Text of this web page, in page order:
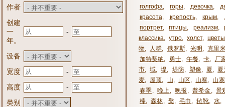
作者
创建
一
年。
-
设备
宽度
-
高度
-
类别
голгофа, горы, девочка,
красота, крепость, крым,
портрет, птицы, реализм,
классика, утро, холст, цветы
物, 人群, 俄罗斯, 光明 , 克里
加特契纳, 勇士, 午餐, 卡,
厂
市, 域, 堤, 堤防, 塑像, 夏, 夏
麦, 屋顶, 山, 山区, 山寨, 山
春季, 晚上, 晚报 , 普希金, 景
棒, 森林, 檠, 毛巾 , 毡靴, 水,